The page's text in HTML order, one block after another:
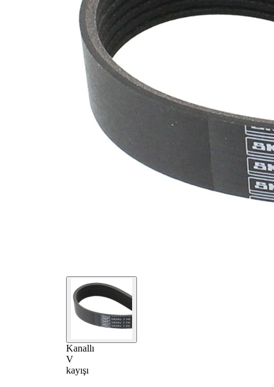
Kanallı
V
kayışı
SVHC
maddesi
mevcut
değil!
Kayış
malzemesi
EPDM
Propilen
Dien
Kauçuk)